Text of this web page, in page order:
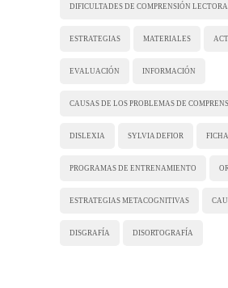
DIFICULTADES DE COMPRENSIÓN LECTORA
ESTRATEGIAS MATERIALES
EVALUACIÓN INFORMACIÓN
CAUSAS DE LOS PROBLEMAS DE
DISLEXIA SYLVIA DEFIOR
PROGRAMAS DE ENTRENAMIENTO
ESTRATEGIAS METACOGNITIVAS
DISGRAFÍA DISORTOGRAFÍA